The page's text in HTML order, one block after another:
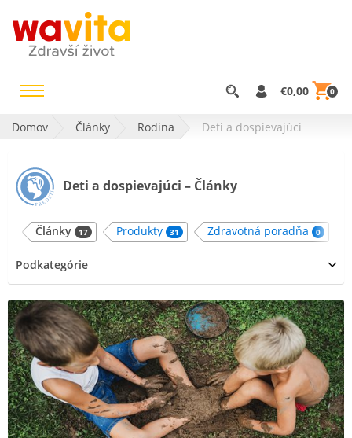
€0,00 0
Domov Články Rodina Deti a dospievajúci
Deti a dospievajúci – Články
Články 17 Produkty 31 Zdravotná poradňa 0
Podkategórie